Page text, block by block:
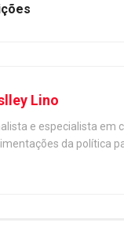
Lino
e especialista em
da política